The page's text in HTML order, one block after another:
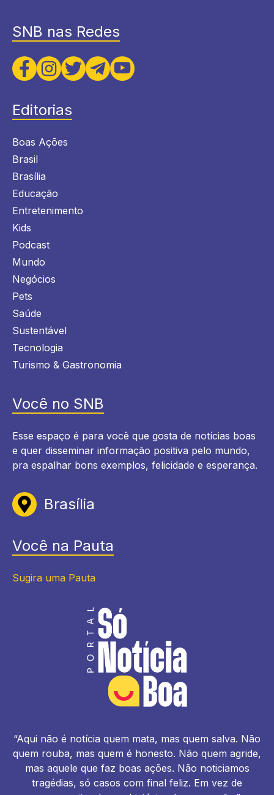
SNB nas Redes
Editorias
Boas Ações
Brasil
Brasília
Educação
Entretenimento
Kids
Podcast
Mundo
Negócios
Pets
Saúde
Sustentável
Tecnologia
Turismo & Gastronomia
Você no SNB
Esse espaço é para você que gosta de notícias boas
e quer disseminar informação positiva pelo mundo,
pra espalhar bons exemplos, felicidade e esperança.
Brasília
Você na Pauta
Sugira uma Pauta
“Aqui não é notícia quem mata, mas quem salva. Não
quem rouba, mas quem é honesto. Não quem agride,
mas aquele que faz boas ações. Não noticiamos
tragédias, só casos com final feliz. Em vez de